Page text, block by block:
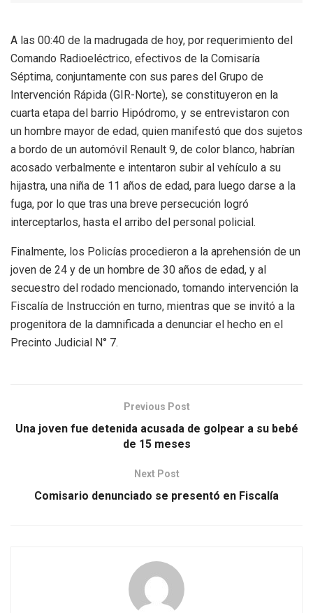
A las 00:40 de la madrugada de hoy, por requerimiento del
Comando Radioeléctrico, efectivos de la Comisaría
Séptima, conjuntamente con sus pares del Grupo de
Intervención Rápida (GIR-Norte), se constituyeron en la
cuarta etapa del barrio Hipódromo, y se entrevistaron con
un hombre mayor de edad, quien manifestó que dos sujetos
a bordo de un automóvil Renault 9, de color blanco, habrían
acosado verbalmente e intentaron subir al vehículo a su
hijastra, una niña de 11 años de edad, para luego darse a la
fuga, por lo que tras una breve persecución logró
interceptarlos, hasta el arribo del personal policial.
Finalmente, los Policías procedieron a la aprehensión de un
joven de 24 y de un hombre de 30 años de edad, y al
secuestro del rodado mencionado, tomando intervención la
Fiscalía de Instrucción en turno, mientras que se invitó a la
progenitora de la damnificada a denunciar el hecho en el
Precinto Judicial N° 7.
Previous Post
Una joven fue detenida acusada de golpear a su bebé
de 15 meses
Next Post
Comisario denunciado se presentó en Fiscalía